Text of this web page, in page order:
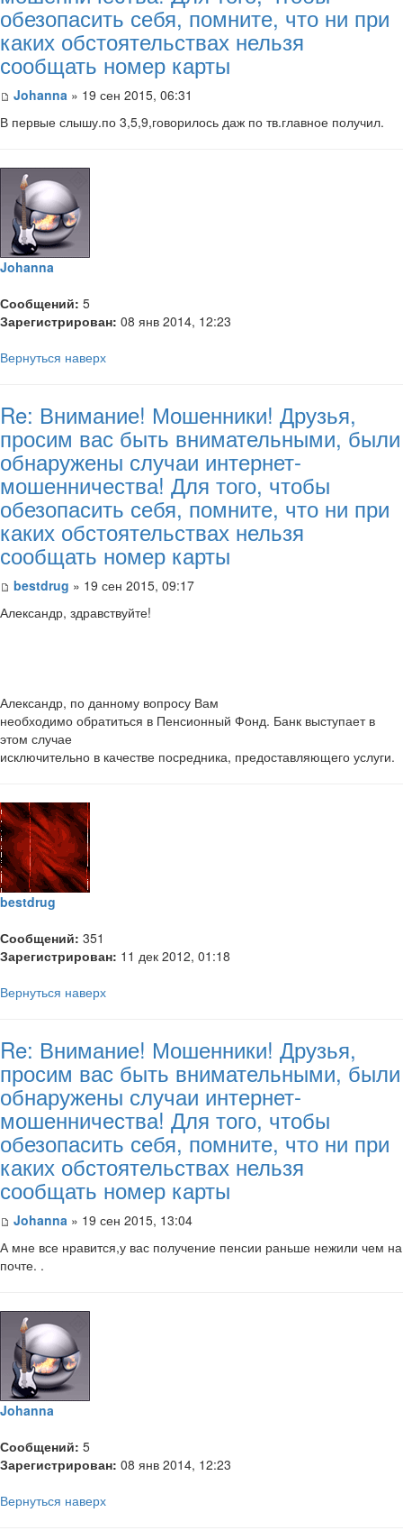
обезопасить себя, помните, что ни при
каких обстоятельствах нельзя
сообщать номер карты
Johanna » 19 сен 2015, 06:31
В первые слышу.по 3,5,9,говорилось даж по тв.главное получил.
Johanna
Сообщений: 5
Зарегистрирован: 08 янв 2014, 12:23
Вернуться наверх
Re: Внимание! Мошенники! Друзья,
просим вас быть внимательными, были
обнаружены случаи интернет-
мошенничества! Для того, чтобы
обезопасить себя, помните, что ни при
каких обстоятельствах нельзя
сообщать номер карты
bestdrug » 19 сен 2015, 09:17
Александр, здравствуйте!
Александр, по данному вопросу Вам
необходимо обратиться в Пенсионный Фонд. Банк выступает в
этом случае
исключительно в качестве посредника, предоставляющего услуги.
bestdrug
Сообщений: 351
Зарегистрирован: 11 дек 2012, 01:18
Вернуться наверх
Re: Внимание! Мошенники! Друзья,
просим вас быть внимательными, были
обнаружены случаи интернет-
мошенничества! Для того, чтобы
обезопасить себя, помните, что ни при
каких обстоятельствах нельзя
сообщать номер карты
Johanna » 19 сен 2015, 13:04
А мне все нравится,у вас получение пенсии раньше нежили чем на
почте. .
Johanna
Сообщений: 5
Зарегистрирован: 08 янв 2014, 12:23
Вернуться наверх